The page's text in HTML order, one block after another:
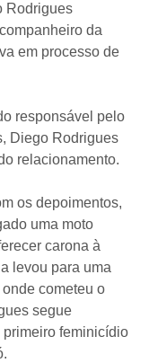
Rodrigues
da
em processo de
responsável pelo
Diego Rodrigues
relacionamento.
os depoimentos,
uma moto
carona à
levou para uma
cometeu o
segue
feminicídio